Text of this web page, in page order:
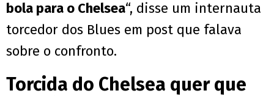
bola para o Chelsea“, disse um internauta
torcedor dos Blues em post que falava
sobre o confronto.
Torcida do Chelsea quer que